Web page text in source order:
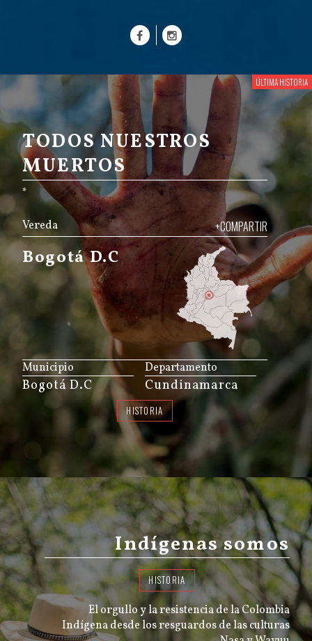
TODOS NUESTROS
MUERTOS
*
Vereda +COMPARTIR
Bogotá D.C
JS map by amCharts
Municipio
Bogotá D.C
Departamento
Cundinamarca
HISTORIA
Indígenas somos
HISTORIA
El orgullo y la resistencia de la Colombia
Indígena desde los resguardos de las culturas